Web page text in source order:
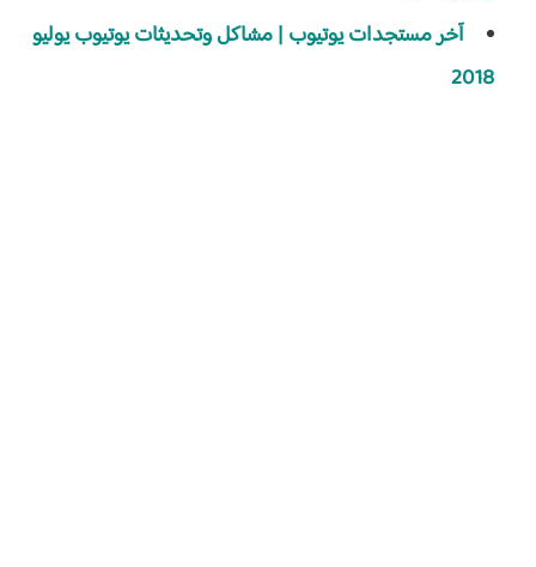
آخر مستجدات يوتيوب | مشاكل وتحديثات يوتيوب يوليو
2018